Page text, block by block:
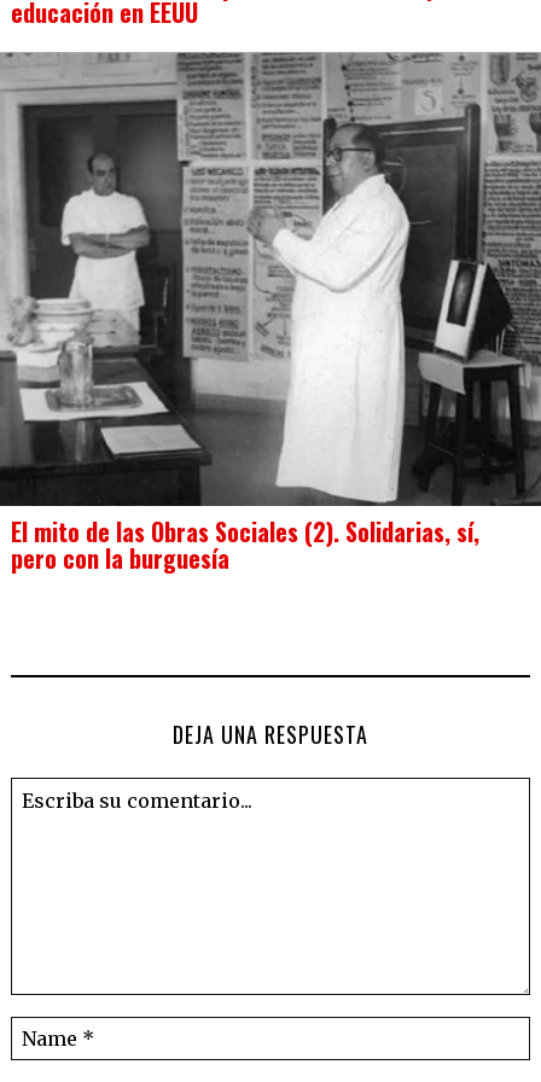
educación en EEUU
El mito de las Obras Sociales (2). Solidarias, sí,
pero con la burguesía
DEJA UNA RESPUESTA